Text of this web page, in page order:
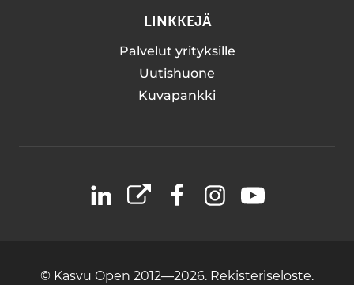
LINKKEJÄ
Palvelut yrityksille
Uutishuone
Kuvapankki
LinkedIn
X FacebookInstagramYouTube
© Kasvu Open 2012—2026. Rekisteriseloste.